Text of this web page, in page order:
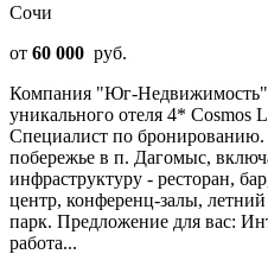
Сочи
от 60 000 руб.
Компания "Юг-Недвижимость"
уникального отеля 4* Cosmos
Специалист по бронированию.
побережье в п. Дагомыс,
инфраструктуру - ресторан,
центр, конференц-залы,
парк. Предложение для вас:
работа...